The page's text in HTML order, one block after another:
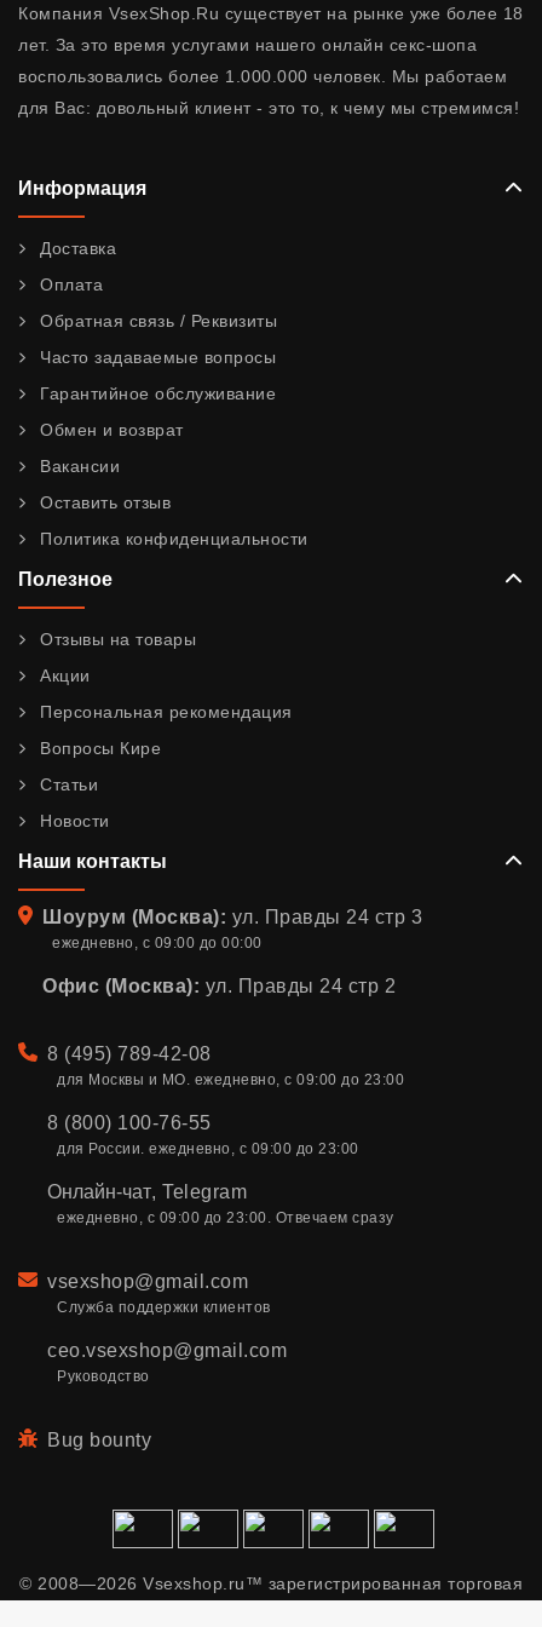
Компания VsexShop.Ru существует на рынке уже более 18
лет. За это время услугами нашего онлайн секс-шопа
воспользовались более 1.000.000 человек. Мы работаем
для Вас: довольный клиент - это то, к чему мы стремимся!
Информация
Доставка
Оплата
Обратная связь / Реквизиты
Часто задаваемые вопросы
Гарантийное обслуживание
Обмен и возврат
Вакансии
Оставить отзыв
Политика конфиденциальности
Полезное
Отзывы на товары
Акции
Персональная рекомендация
Вопросы Кире
Статьи
Новости
Наши контакты
Адрес
Шоурум (Москва): ул. Правды 24 стр 3
ежедневно, с 09:00 до 00:00
Офис (Москва): ул. Правды 24 стр 2
Телефон
8 (495) 789-42-08
для Москвы и МО. ежедневно, с 09:00 до 23:00
8 (800) 100-76-55
для России. ежедневно, с 09:00 до 23:00
Онлайн-чат, Telegram
ежедневно, с 09:00 до 23:00. Отвечаем сразу
Email
vsexshop@gmail.com
Служба поддержки клиентов
ceo.vsexshop@gmail.com
Руководство
Bug bounty
© 2008—2026 Vsexshop.ru™ зарегистрированная торговая